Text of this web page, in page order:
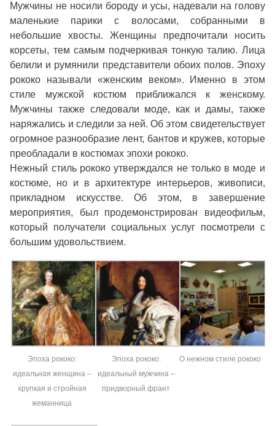
Мужчины не носили бороду и усы, надевали на голову
маленькие парики с волосами, собранными в
небольшие хвосты. Женщины предпочитали носить
корсеты, тем самым подчеркивая тонкую талию. Лица
белили и румянили представители обоих полов. Эпоху
рококо называли «женским веком». Именно в этом
стиле мужской костюм приближался к женскому.
Мужчины также следовали моде, как и дамы, также
наряжались и следили за ней. Об этом свидетельствует
огромное разнообразие лент, бантов и кружев, которые
преобладали в костюмах эпохи рококо.
Нежный стиль рококо утверждался не только в моде и
костюме, но и в архитектуре интерьеров, живописи,
прикладном искусстве. Об этом, в завершение
мероприятия, был продемонстрирован видеофильм,
который получатели социальных услуг посмотрели с
большим удовольствием.
Эпоха рококо:
идеальная женщина –
хрупкая и стройная
жеманница
Эпоха рококо:
идеальный мужчина –
придворный франт
О нежном стиле рококо